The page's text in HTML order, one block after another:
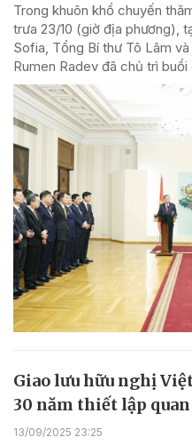
Trong khuôn khổ chuyến
trưa 23/10 (giờ địa phương),
Sofia, Tổng Bí thư Tô Lâm
Rumen Radev đã chủ trì
Giao lưu hữu nghị
30 năm thiết lập
13/09/2025 23:25